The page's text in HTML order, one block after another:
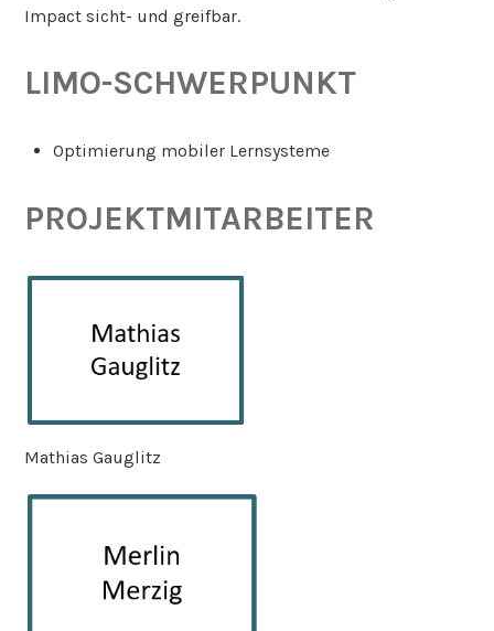
Impact sicht- und greifbar.
LIMO-SCHWERPUNKT
Optimierung mobiler Lernsysteme
PROJEKTMITARBEITER
Mathias Gauglitz